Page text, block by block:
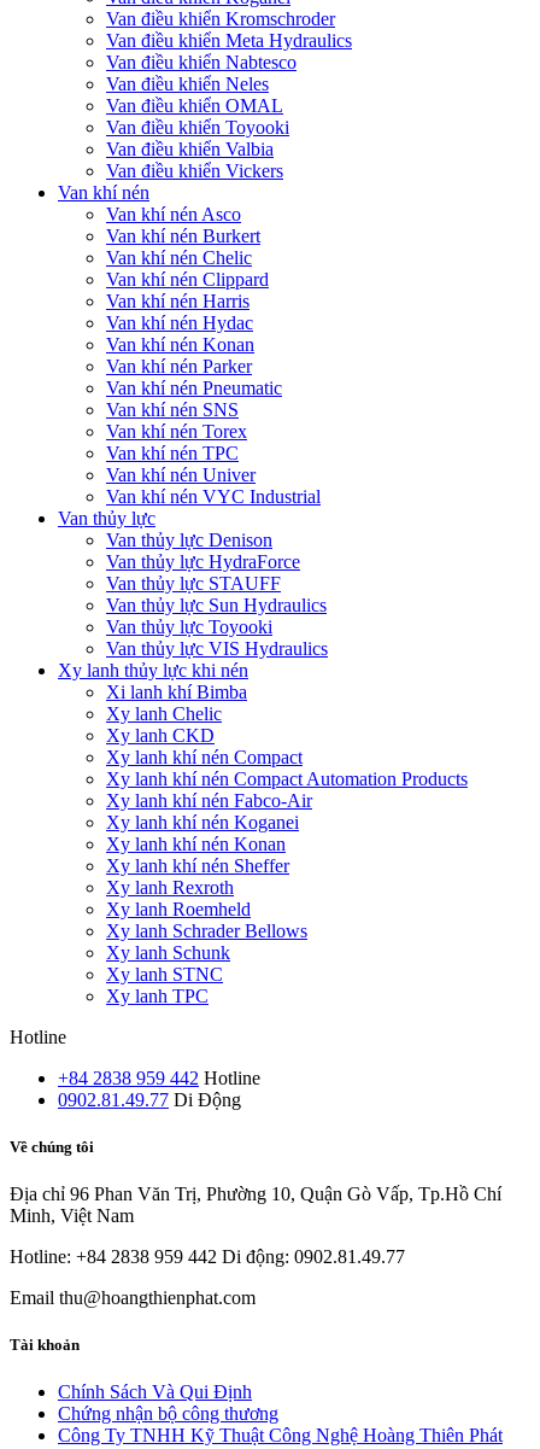
Van điều khiển Kromschroder
Van điều khiển Meta Hydraulics
Van điều khiển Nabtesco
Van điều khiển Neles
Van điều khiển OMAL
Van điều khiển Toyooki
Van điều khiển Valbia
Van điều khiển Vickers
Van khí nén
Van khí nén Asco
Van khí nén Burkert
Van khí nén Chelic
Van khí nén Clippard
Van khí nén Harris
Van khí nén Hydac
Van khí nén Konan
Van khí nén Parker
Van khí nén Pneumatic
Van khí nén SNS
Van khí nén Torex
Van khí nén TPC
Van khí nén Univer
Van khí nén VYC Industrial
Van thủy lực
Van thủy lực Denison
Van thủy lực HydraForce
Van thủy lực STAUFF
Van thủy lực Sun Hydraulics
Van thủy lực Toyooki
Van thủy lực VIS Hydraulics
Xy lanh thủy lực khi nén
Xi lanh khí Bimba
Xy lanh Chelic
Xy lanh CKD
Xy lanh khí nén Compact
Xy lanh khí nén Compact Automation Products
Xy lanh khí nén Fabco-Air
Xy lanh khí nén Koganei
Xy lanh khí nén Konan
Xy lanh khí nén Sheffer
Xy lanh Rexroth
Xy lanh Roemheld
Xy lanh Schrader Bellows
Xy lanh Schunk
Xy lanh STNC
Xy lanh TPC
Hotline
+84 2838 959 442 Hotline
0902.81.49.77 Di Động
Về chúng tôi
Địa chỉ 96 Phan Văn Trị, Phường 10, Quận Gò Vấp, Tp.Hồ Chí
Minh, Việt Nam
Hotline: +84 2838 959 442 Di động: 0902.81.49.77
Email thu@hoangthienphat.com
Tài khoản
Chính Sách Và Qui Định
Chứng nhận bộ công thương
Công Ty TNHH Kỹ Thuật Công Nghệ Hoàng Thiên Phát